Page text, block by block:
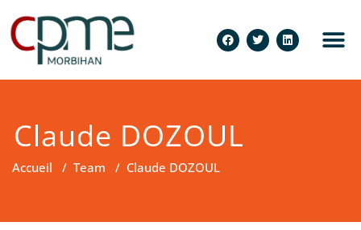
Claude DOZOUL
Accueil / Team / Claude DOZOUL